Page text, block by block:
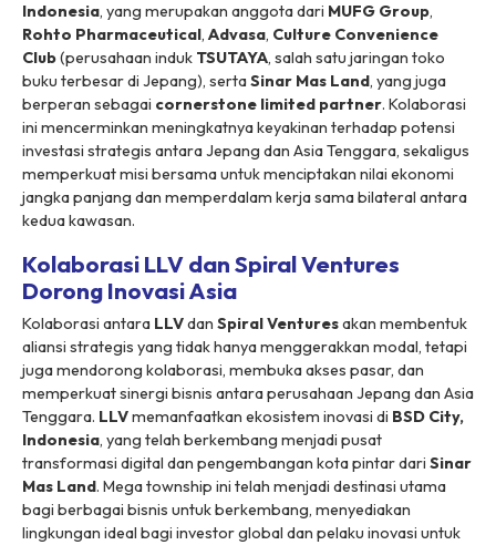
Indonesia, yang merupakan anggota dari MUFG Group,
Rohto Pharmaceutical, Advasa, Culture Convenience
Club(perusahaan induk TSUTAYA, salah satu jaringan toko
buku terbesar di Jepang), sertaSinar Mas Land, yang juga
berperan sebagai cornerstone limited partner. Kolaborasi
ini mencerminkan meningkatnya keyakinan terhadap potensi
investasi strategis antara Jepang dan Asia Tenggara, sekaligus
memperkuat misi bersama untuk menciptakan nilai ekonomi
jangka panjang dan memperdalam kerja sama bilateral antara
kedua kawasan.
Kolaborasi LLV dan Spiral Ventures
Dorong Inovasi Asia
Kolaborasi antara LLVdan Spiral Venturesakan membentuk
aliansi strategis yang tidak hanya menggerakkan modal, tetapi
juga mendorong kolaborasi, membuka akses pasar, dan
memperkuat sinergi bisnis antara perusahaan Jepang dan Asia
Tenggara. LLVmemanfaatkan ekosistem inovasi di BSD City,
Indonesia, yang telah berkembang menjadi pusat
transformasi digital dan pengembangan kota pintar dari Sinar
Mas Land. Mega township ini telah menjadi destinasi utama
bagi berbagai bisnis untuk berkembang, menyediakan
lingkungan ideal bagi investor global dan pelaku inovasi untuk